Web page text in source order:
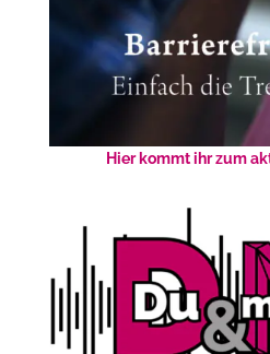
Hier kommt ihr zum